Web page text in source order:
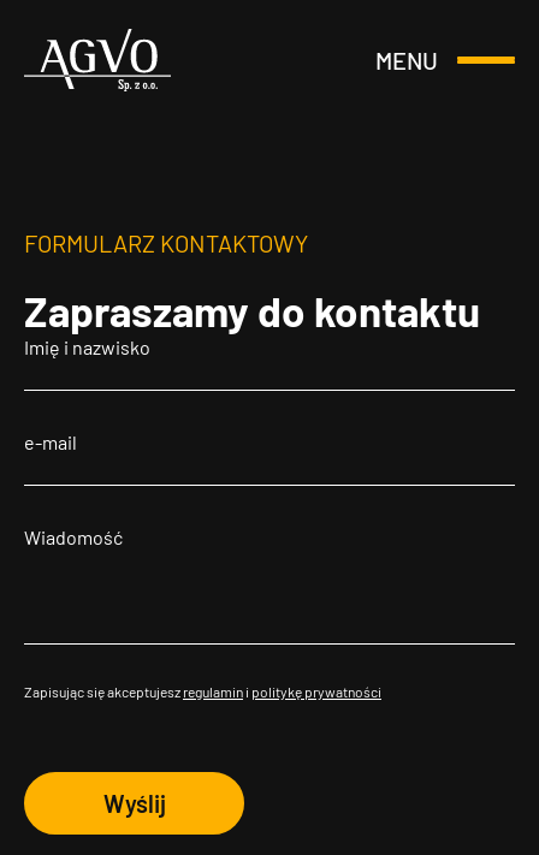
Header
MENU
Otwórz
FORMULARZ KONTAKTOWY
Zapraszamy do kontaktu
Zapisując się akceptujesz regulamin i politykę prywatności
Wyślij